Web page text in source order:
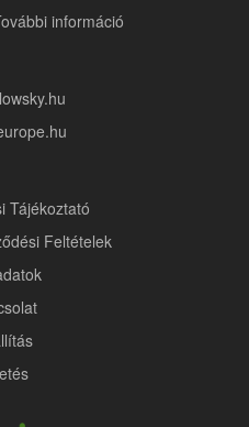
információ
Tájékoztató
Feltételek